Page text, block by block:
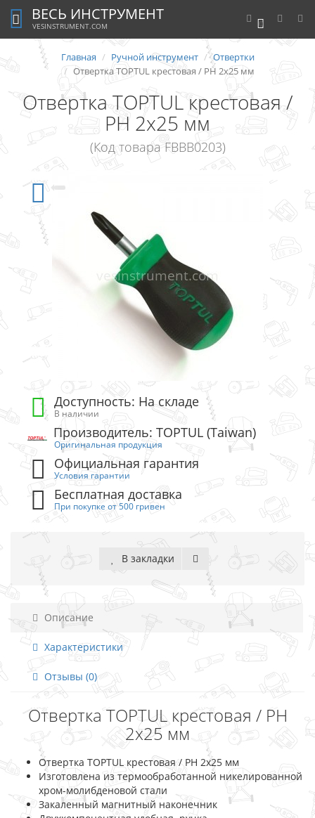
0
ВЕСЬ ИНСТРУМЕНТ
VESINSTRUMENT.COM
Главная Ручной инструмент
Отвертки
Отвертка TOPTUL крестовая / PH 2х25 мм
Отвертка TOPTUL крестовая /
PH 2х25 мм
(Код товара FBBB0203)
Доступность: На складе
В наличии
Производитель: TOPTUL (Taiwan)
Оригинальная продукция
Официальная гарантия
Условия гарантии
Бесплатная доставка
При покупке от 500 гривен
В закладки
Описание
Характеристики
Отзывы (0)
Отвертка TOPTUL крестовая / PH
2х25 мм
Отвертка TOPTUL крестовая / PH 2х25 мм
Изготовлена из термообработанной никелированной
хром-молибденовой стали
Закаленный магнитный наконечник